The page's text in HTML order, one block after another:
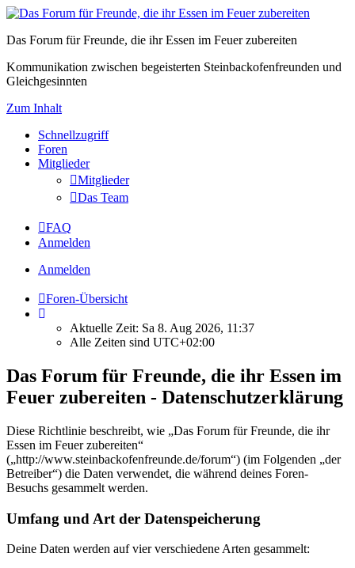
Das Forum für Freunde, die ihr Essen im Feuer zubereiten
Kommunikation zwischen begeisterten Steinbackofenfreunden und
Gleichgesinnten
Zum Inhalt
Schnellzugriff
Foren
Mitglieder
Mitglieder
Das Team
FAQ
Anmelden
Anmelden
Foren-Übersicht
Aktuelle Zeit: Sa 8. Aug 2026, 11:37
Alle Zeiten sind UTC+02:00
Das Forum für Freunde, die ihr Essen im
Feuer zubereiten - Datenschutzerklärung
Diese Richtlinie beschreibt, wie „Das Forum für Freunde, die ihr
Essen im Feuer zubereiten“
(„http://www.steinbackofenfreunde.de/forum“) (im Folgenden „der
Betreiber“) die Daten verwendet, die während deines Foren-
Besuchs gesammelt werden.
Umfang und Art der Datenspeicherung
Deine Daten werden auf vier verschiedene Arten gesammelt: